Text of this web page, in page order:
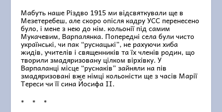
Мабуть наше Різдво 1915 ми відсвяткували ще в
Мезетеребеш, але скоро опісля кадру УСС перенесено
було, і мене з нею до нім. кольонії під самим
Мукачевим, Варпалянка. Попередні села були чисто
українські, чи пак “руснацькі”, не рахуючи хиба
жидів, учителів і священників та їх членів родин, що
творили змадяризовану цілком вірхівку. У
Варпаланці місце “руснаків” зайняли на пів
змадяризовані вже німці кольоністи ще з часів Марії
Тереси чи її сина Йосифа II.
* * *